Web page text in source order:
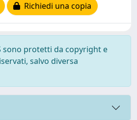
Richiedi una copia
sono protetti da copyright e
salvo diversa